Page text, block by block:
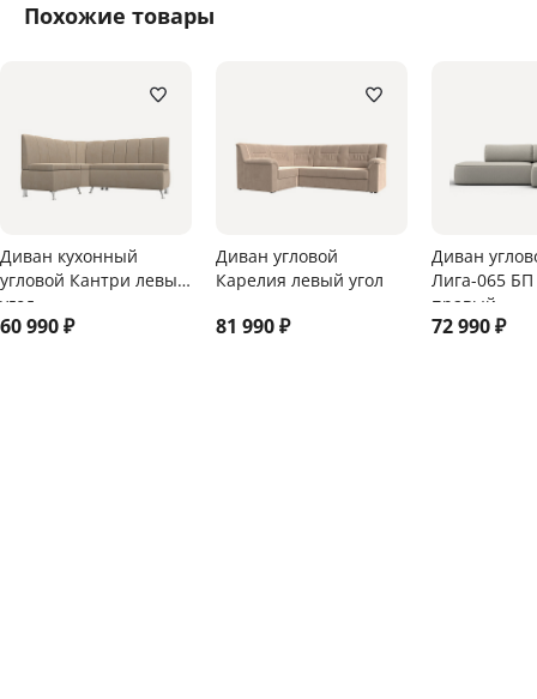
Похожие товары
Диван кухонный
угловой Кантри левый
угол
60 990₽
Диван угловой
Карелия левый угол
81 990₽
Диван
Лига-065 БП
правый
72 990₽